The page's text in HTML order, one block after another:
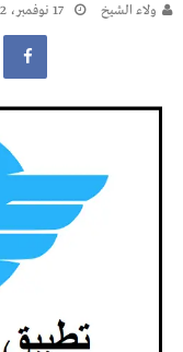
ولاء الشيخ 17 نوفمبر، 2022